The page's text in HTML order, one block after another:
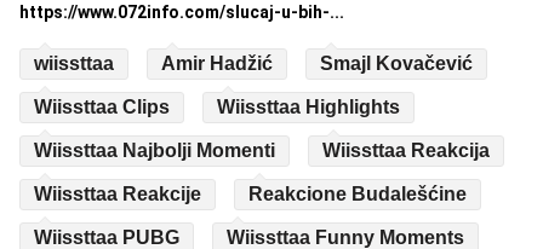
https://www.072info.com/slucaj-u-bih-...
wiissttaa Amir Hadžić Smajl Kovačević
Wiissttaa Clips Wiissttaa Highlights
Wiissttaa Najbolji Momenti Wiissttaa Reakcija
Wiissttaa Reakcije Reakcione Budalešćine
Wiissttaa PUBG Wiissttaa Funny Moments